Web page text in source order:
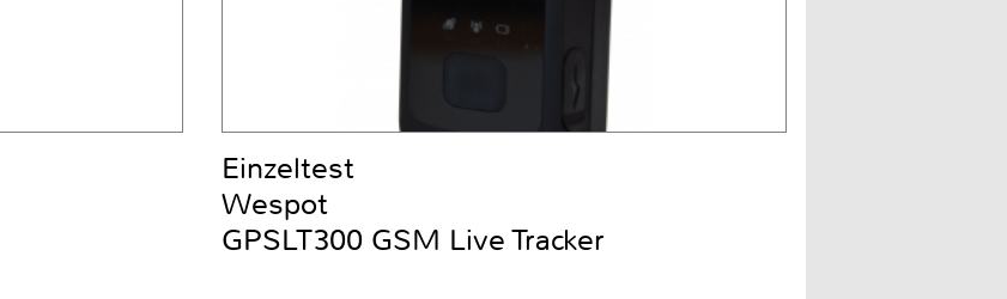
Einzeltest
Wespot
GPSLT300 GSM Live Tracker